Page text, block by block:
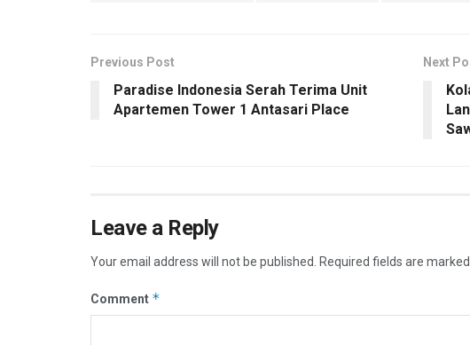
Previous Post
Paradise Indonesia Serah Terima Unit
Apartemen Tower 1 Antasari Place
Next
Leave a Reply
Your email address will not be published. Required fields are marked
Comment *